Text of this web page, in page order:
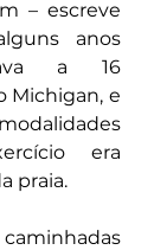
– escreve
anos
a 16
Michigan, e
era
praia.